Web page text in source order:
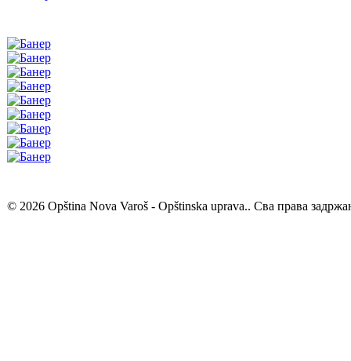
© 2026 Opština Nova Varoš - Opštinska uprava.. Сва права